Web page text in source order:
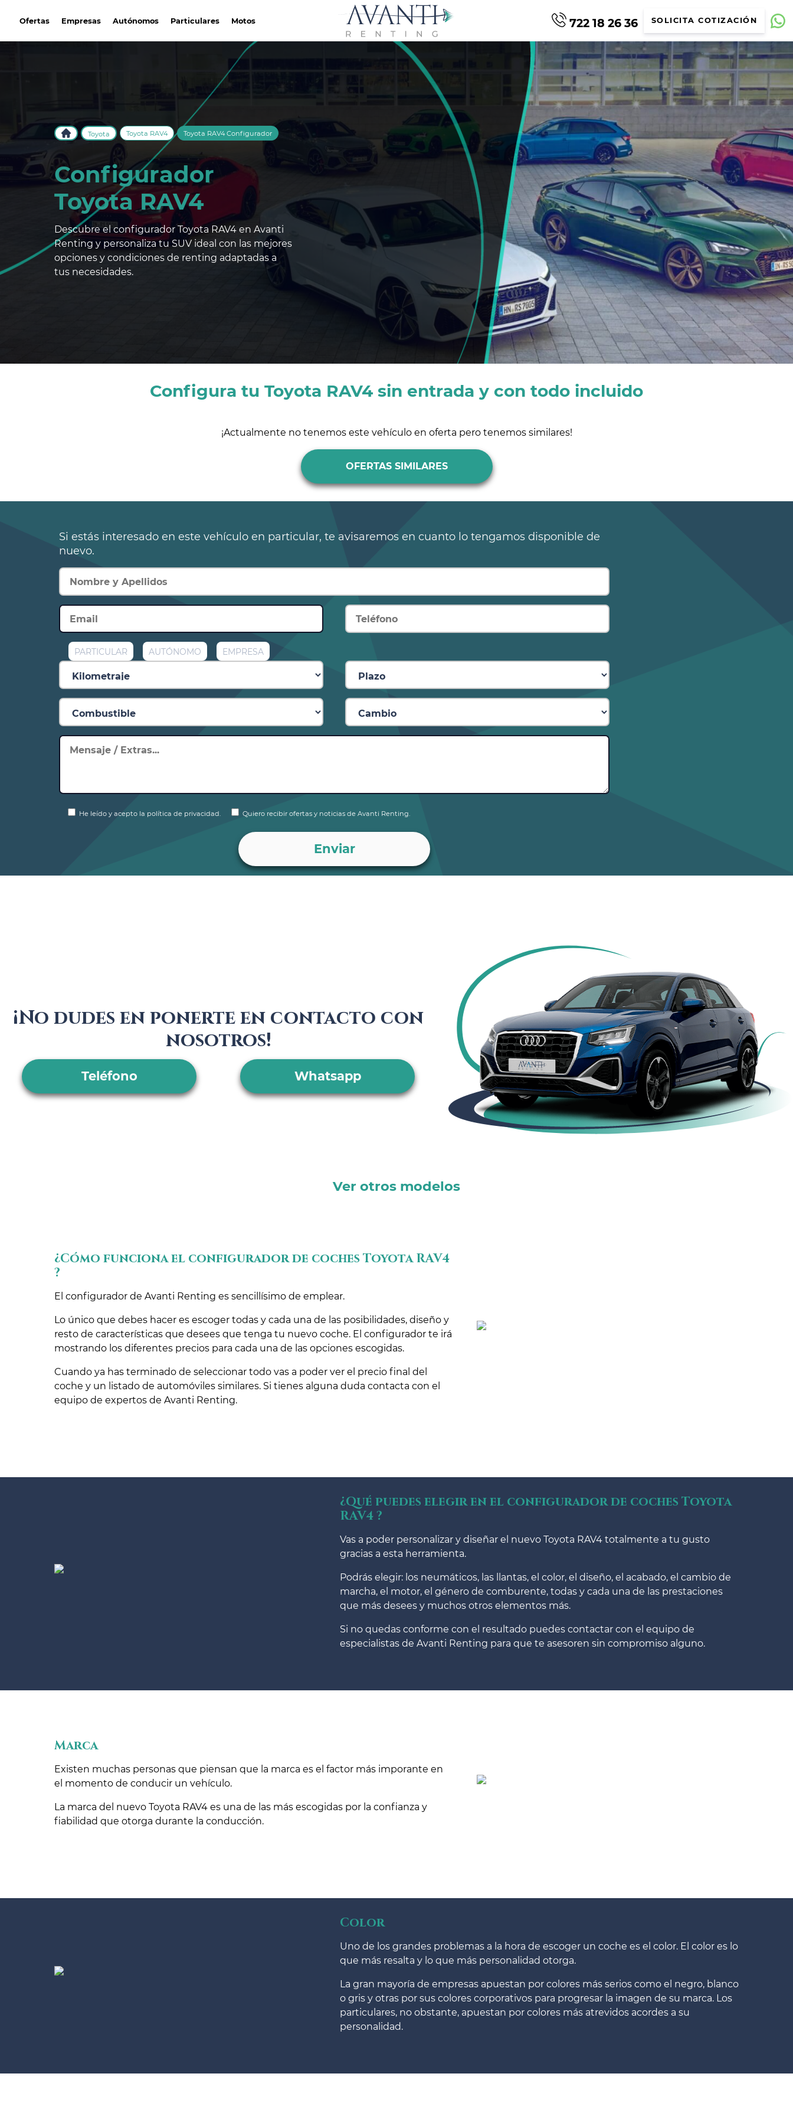
Ofertas Empresas Autónomos Particulares Motos 722 18 26 36 SOLICITA COTIZACIÓN
Toyota Toyota RAV4 Toyota RAV4 Configurador
Configurador
Toyota RAV4
Descubre el configurador Toyota RAV4 en Avanti
Renting y personaliza tu SUV ideal con las mejores
opciones y condiciones de renting adaptadas a
tus necesidades.
Configura tu Toyota RAV4 sin entrada y con todo incluido
¡Actualmente no tenemos este vehículo en oferta pero tenemos similares!
OFERTAS SIMILARES
Si estás interesado en este vehículo en particular, te avisaremos en cuanto lo tengamos disponible de
nuevo.
PARTICULAR AUTÓNOMO EMPRESA
He leído y acepto la política de privacidad. Quiero recibir ofertas y noticias de Avanti Renting.
¡No dudes en ponerte en contacto con
nosotros!
Teléfono Whatsapp
Ver otros modelos
¿Cómo funciona el configurador de coches Toyota RAV4
?
El configurador de Avanti Renting es sencillísimo de emplear.
Lo único que debes hacer es escoger todas y cada una de las posibilidades, diseño y
resto de características que desees que tenga tu nuevo coche. El configurador te irá
mostrando los diferentes precios para cada una de las opciones escogidas.
Cuando ya has terminado de seleccionar todo vas a poder ver el precio final del
coche y un listado de automóviles similares. Si tienes alguna duda contacta con el
equipo de expertos de Avanti Renting.
¿Qué puedes elegir en el configurador de coches Toyota
RAV4 ?
Vas a poder personalizar y diseñar el nuevo Toyota RAV4 totalmente a tu gusto
gracias a esta herramienta.
Podrás elegir: los neumáticos, las llantas, el color, el diseño, el acabado, el cambio de
marcha, el motor, el género de comburente, todas y cada una de las prestaciones
que más desees y muchos otros elementos más.
Si no quedas conforme con el resultado puedes contactar con el equipo de
especialistas de Avanti Renting para que te asesoren sin compromiso alguno.
Marca
Existen muchas personas que piensan que la marca es el factor más imporante en
el momento de conducir un vehículo.
La marca del nuevo Toyota RAV4 es una de las más escogidas por la confianza y
fiabilidad que otorga durante la conducción.
Color
Uno de los grandes problemas a la hora de escoger un coche es el color. El color es lo
que más resalta y lo que más personalidad otorga.
La gran mayoría de empresas apuestan por colores más serios como el negro, blanco
o gris y otras por sus colores corporativos para progresar la imagen de su marca. Los
particulares, no obstante, apuestan por colores más atrevidos acordes a su
personalidad.